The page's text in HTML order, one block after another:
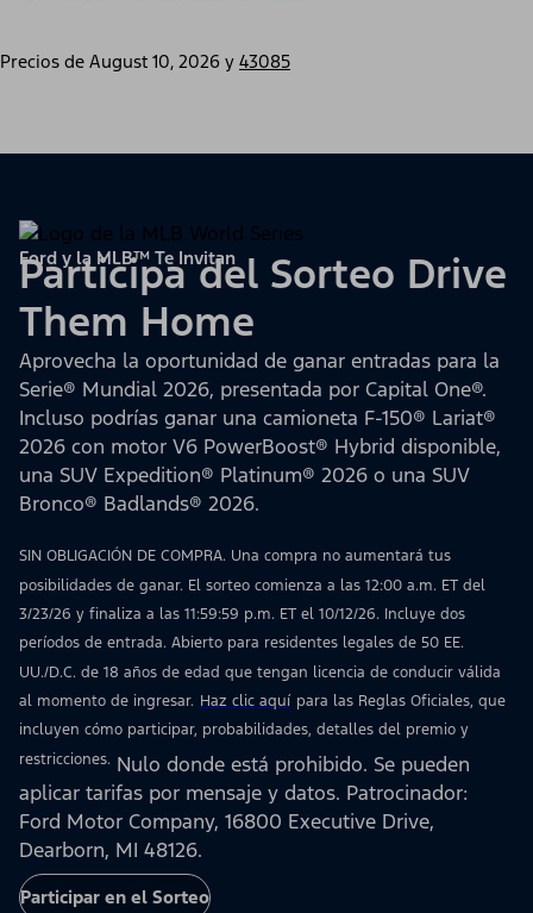
Precios de August 10, 2026 y 43085
Ford y la MLB™ Te Invitan
Participa del Sorteo Drive
Them Home
Aprovecha la oportunidad de ganar entradas para la
Serie® Mundial 2026, presentada por Capital One®.
Incluso podrías ganar una camioneta F-150® Lariat®
2026 con motor V6 PowerBoost® Hybrid disponible,
una SUV Expedition® Platinum® 2026 o una SUV
Bronco® Badlands® 2026.
SIN OBLIGACIÓN DE COMPRA. Una compra no aumentará tus
posibilidades de ganar. El sorteo comienza a las 12:00 a.m. ET del
3/23/26 y finaliza a las 11:59:59 p.m. ET el 10/12/26. Incluye dos
períodos de entrada. Abierto para residentes legales de 50 EE.
UU./D.C. de 18 años de edad que tengan licencia de conducir válida
al momento de ingresar. Haz clic aquí para las Reglas Oficiales, que
incluyen cómo participar, probabilidades, detalles del premio y
restricciones. Nulo donde está prohibido. Se pueden
aplicar tarifas por mensaje y datos. Patrocinador:
Ford Motor Company, 16800 Executive Drive,
Dearborn, MI 48126.
Participar en el Sorteo